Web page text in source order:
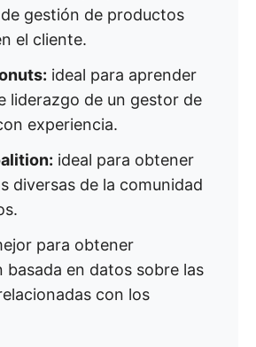
gestión de productos
el cliente.
ideal para aprender
liderazgo de un gestor de
experiencia.
ideal para obtener
diversas de la comunidad
para obtener
basada en datos sobre las
con los